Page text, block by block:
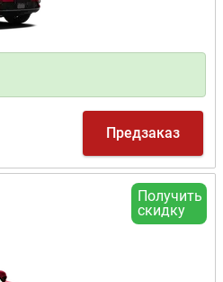
Предзаказ
Получить
скидку